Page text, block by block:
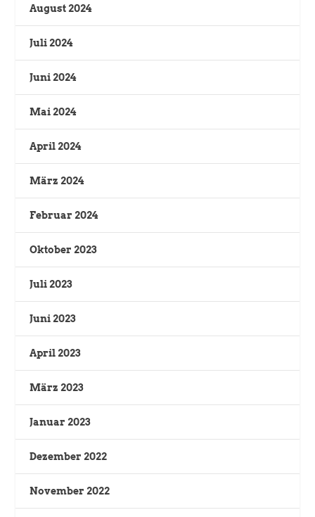
August 2024
Juli 2024
Juni 2024
Mai 2024
April 2024
März 2024
Februar 2024
Oktober 2023
Juli 2023
Juni 2023
April 2023
März 2023
Januar 2023
Dezember 2022
November 2022